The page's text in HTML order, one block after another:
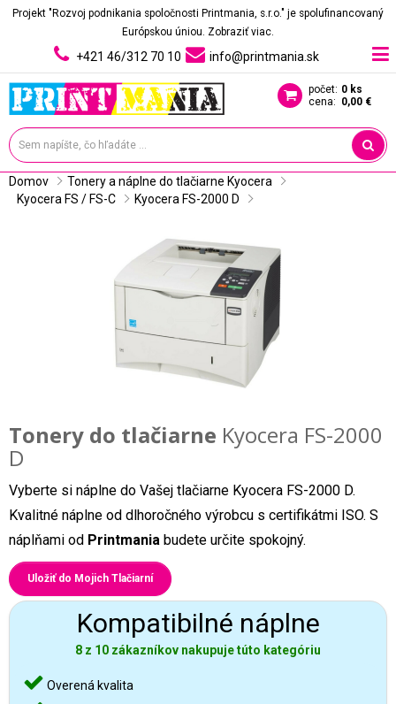
Projekt "Rozvoj podnikania spoločnosti Printmania, s.r.o." je spolufinancovaný
Európskou úniou. Zobraziť viac.
+421 46/312 70 10 info@printmania.sk
počet: 0 ks
cena: 0,00 €
Domov
Tonery a náplne do tlačiarne Kyocera
Kyocera FS / FS-C
Kyocera FS-2000 D
Tonery do tlačiarne Kyocera FS-2000
D
Vyberte si náplne do Vašej tlačiarne Kyocera FS-2000 D.
Kvalitné náplne od dlhoročného výrobcu s certifikátmi ISO. S
náplňami od Printmania budete určite spokojný.
Uložiť do Mojich Tlačiarní
Kompatibilné náplne
8 z 10 zákazníkov nakupuje túto kategóriu
Overená kvalita